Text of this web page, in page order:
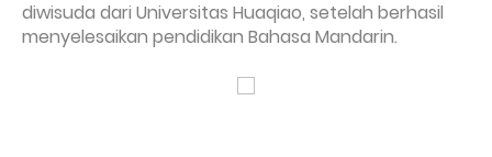
diwisuda dari Universitas Huaqiao, setelah berhasil
menyelesaikan pendidikan Bahasa Mandarin.